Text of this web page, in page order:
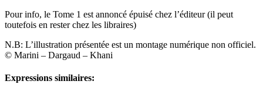
Pour info, le Tome 1 est annoncé épuisé chez l’éditeur (il peut
toutefois en rester chez les libraires)
N.B: L’illustration présentée est un montage numérique non officiel.
© Marini – Dargaud – Khani
Expressions similaires: